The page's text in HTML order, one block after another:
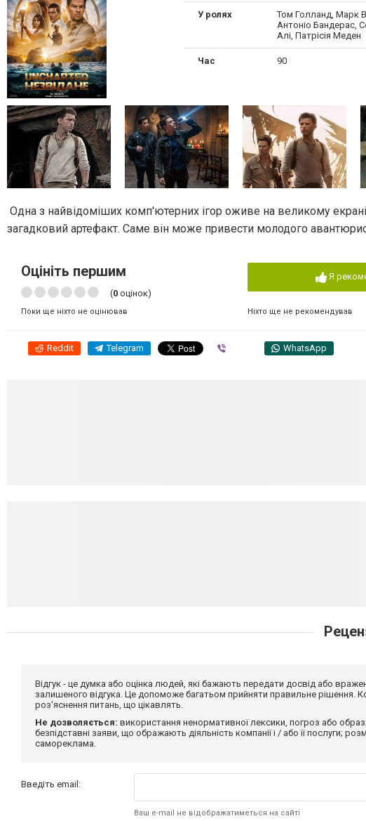
У ролях
Том Голланд, Марк
Антоніо Бандерас,
Алі, Патрісія Меден
Час 90
Одна з найвідоміших комп'ютерних ігор оживе на великому
загадковий артефакт. Саме він може привести молодого
Оцініть першим
(0 оцінок)
Поки ще ніхто не оцінював
Я
Ніхто ще не рекомендував
Reddit Telegram WhatsApp
Відгук - це думка або оцінка людей, які бажають передати досвід або
залишеного відгука. Це допоможе багатьом прийняти правильне рішення.
роз'яснення питань, що цікавлять.
Не дозволяється: використання ненормативної лексики, погроз або
безпідставні заяви, що ображають діяльність компанії і / або її послуги;
самореклама.
Введіть email:
Ваш e-mail не відображатиметься на сайті